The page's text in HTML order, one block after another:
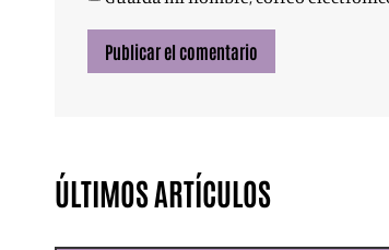
ÚLTIMOS ARTÍCULOS